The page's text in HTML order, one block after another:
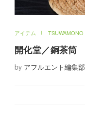
アイテム TSUWAMONO
開化堂／銅茶筒
by アフルエント編集部